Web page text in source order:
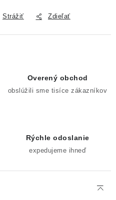
Strážiť Zdieľať
Overený obchod
obslúžili sme tisíce zákazníkov
Rýchle odoslanie
expedujeme ihneď